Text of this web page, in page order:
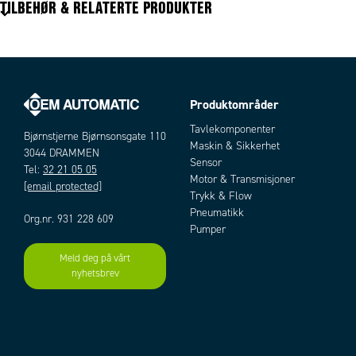
TILBEHØR & RELATERTE PRODUKTER
Artikler
Add to existing cart row
Bjørnstjerne Bjørnsonsgate 110
3044 DRAMMEN
Tel: 32 21 05 05
[email protected]
Org.nr. 931 228 609
Meld deg på vårt
nyhetsbrev
Produktområder
Tavlekomponenter
Maskin & Sikkerhet
Sensor
Motor & Transmisjoner
Trykk & Flow
Pneumatikk
Pumper